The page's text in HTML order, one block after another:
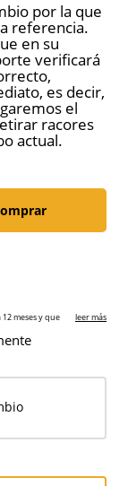
por la que
referencia.
en su
verificará
es decir,
el
racores
actual.